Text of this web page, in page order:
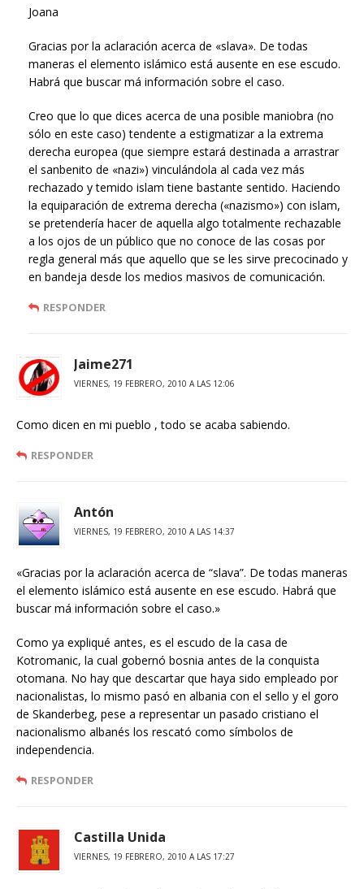
Joana
Gracias por la aclaración acerca de «slava». De todas
maneras el elemento islámico está ausente en ese escudo.
Habrá que buscar má información sobre el caso.
Creo que lo que dices acerca de una posible maniobra (no
sólo en este caso) tendente a estigmatizar a la extrema
derecha europea (que siempre estará destinada a arrastrar
el sanbenito de «nazi») vinculándola al cada vez más
rechazado y temido islam tiene bastante sentido. Haciendo
la equiparación de extrema derecha («nazismo») con islam,
se pretendería hacer de aquella algo totalmente rechazable
a los ojos de un público que no conoce de las cosas por
regla general más que aquello que se les sirve precocinado y
en bandeja desde los medios masivos de comunicación.
RESPONDER
Jaime271
VIERNES, 19 FEBRERO, 2010 A LAS 12:06
Como dicen en mi pueblo , todo se acaba sabiendo.
RESPONDER
Antón
VIERNES, 19 FEBRERO, 2010 A LAS 14:37
«Gracias por la aclaración acerca de “slava”. De todas maneras
el elemento islámico está ausente en ese escudo. Habrá que
buscar má información sobre el caso.»
Como ya expliqué antes, es el escudo de la casa de
Kotromanic, la cual gobernó bosnia antes de la conquista
otomana. No hay que descartar que haya sido empleado por
nacionalistas, lo mismo pasó en albania con el sello y el goro
de Skanderbeg, pese a representar un pasado cristiano el
nacionalismo albanés los rescató como símbolos de
independencia.
RESPONDER
Castilla Unida
VIERNES, 19 FEBRERO, 2010 A LAS 17:27